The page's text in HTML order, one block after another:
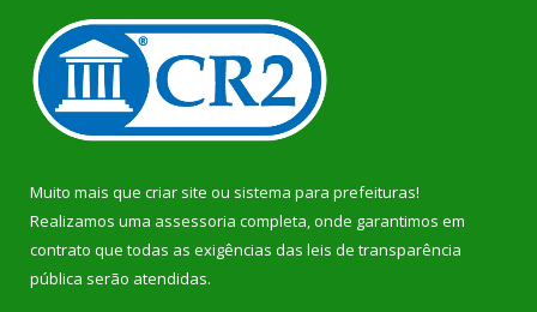
Muito mais que criar site ou sistema para prefeituras!
Realizamos uma assessoria completa, onde garantimos em
contrato que todas as exigências das leis de transparência
pública serão atendidas.